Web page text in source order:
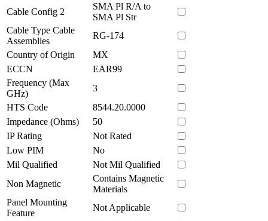
Cable Config 2
SMA Pl R/A to
SMA Pl Str
Cable Type Cable
Assemblies
RG-174
Country of Origin
MX
ECCN
EAR99
Frequency (Max
GHz)
3
HTS Code
8544.20.0000
Impedance (Ohms)
50
IP Rating
Not Rated
Low PIM
No
Mil Qualified
Not Mil Qualified
Non Magnetic
Contains Magnetic
Materials
Panel Mounting
Feature
Not Applicable